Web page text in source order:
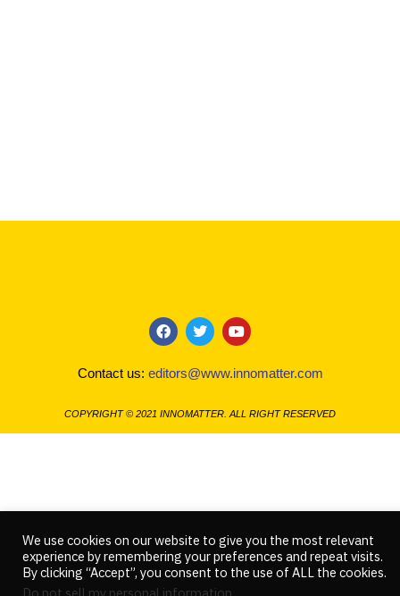
F
a
c
e
o
o
k
T
w
i
t
e
r
Y
o
u
t
b
e
Contact us: editors@www.innomatter.com
COPYRIGHT © 2021 INNOMATTER. ALL RIGHT RESERVED
We use cookies on our website to give you the most relevant
experience by remembering your preferences and repeat visits.
By clicking “Accept”, you consent to the use of ALL the cookies.